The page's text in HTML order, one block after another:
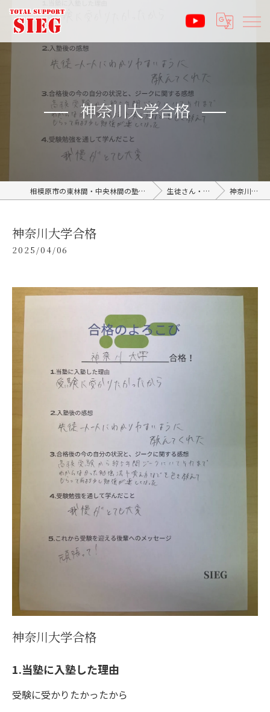
神奈川大学合格
相模原市の東林間・中央林間の塾なら受験サポート塾ジーク SIEG 生徒さん・親御さんの声 神奈川大学合格
神奈川大学合格
2025/04/06
神奈川大学合格
1.当塾に入塾した理由
受験に受かりたかったから